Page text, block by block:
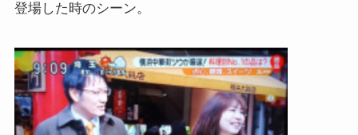
登場した時のシーン。